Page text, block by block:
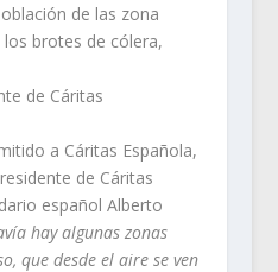
de las zona
brotes de cólera,
de Cáritas
a Cáritas Española,
de Cáritas
español Alberto
hay algunas zonas
que desde el aire se ven